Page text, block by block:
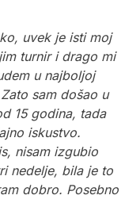
uvek je isti moj
turnir i drago mi
u najboljoj
sam došao u
15 godina, tada
iskustvo.
nisam izgubio
nedelje, bila je to
dobro. Posebno